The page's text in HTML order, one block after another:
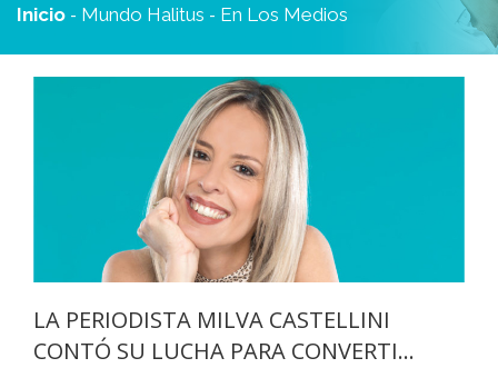
Inicio - Mundo Halitus - En Los Medios
LA PERIODISTA MILVA CASTELLINI
CONTÓ SU LUCHA PARA CONVERTI...